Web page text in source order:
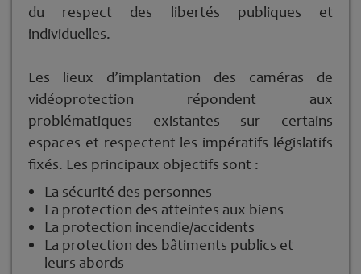
du respect des libertés publiques et
individuelles.
Les lieux d’implantation des caméras de
vidéoprotection répondent aux
problématiques existantes sur certains
espaces et respectent les impératifs législatifs
fixés. Les principaux objectifs sont :
La sécurité des personnes
La protection des atteintes aux biens
La protection incendie/accidents
La protection des bâtiments publics et
leurs abords